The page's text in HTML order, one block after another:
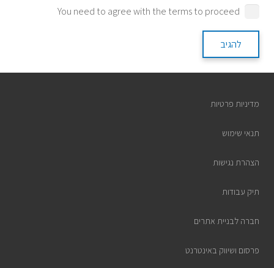
You need to agree with the terms to proceed
להגיב
מדיניות פרטיות
תנאי שימוש
הצהרת נגישות
תיק עבודות
חברה לבניית אתרים
פרסום ושיווק באינטרנט